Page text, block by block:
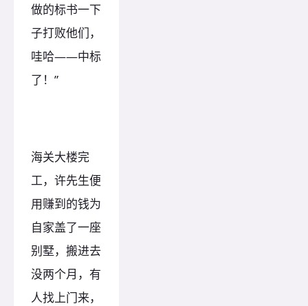
做的标书一下
子打败他们，
哇哈——中标
了！”
海关大楼完
工，许先生便
用赚到的钱为
自家盖了一座
别墅，搬进去
没两个月，有
人找上门来，